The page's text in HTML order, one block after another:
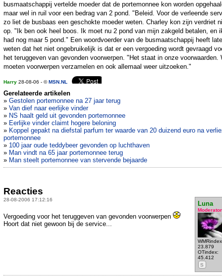
busmaatschappij vertelde moeder dat de portemonnee kon worden
maar wel in ruil voor een bedrag van 2 pond. "Beleid. Voor de verleende
zo liet de busbaas een geschokte moeder weten. Charley kon zijn verdriet
op. "Ik ben ook heel boos. Ik moet nu 2 pond van mijn zakgeld betalen, en
had nog maar 5 pond." Een woordvoerder van de busmaatschappij heeft
weten dat het niet ongebruikelijk is dat er een vergoeding wordt gevraagd
het teruggeven van gevonden voorwerpen. "Het staat in onze voorwaarden.
moeten voorwerpen verzamelen en ook allemaal weer uitzoeken."
Harry 28-08-06 - ©MSN.NL
Gerelateerde artikelen
» Gestolen portemonnee na 27 jaar terug
» Van dief naar eerlijke vinder
» NS haalt geld uit gevonden portemonnee
» Eerlijke vinder claimt hogere beloning
» Koppel gepakt na diefstal parfum ter waarde van 20 duizend euro na
portemonnee
» 100 jaar oude teddybeer gevonden op luchthaven
» Man vindt na 65 jaar portemonnee terug
» Man steelt portemonnee van stervende bejaarde
Reacties
28-08-2006 17:12:16
Luna
Moderator
23.879
OTindex:
45.412
S
Vergoeding voor het teruggeven van gevonden voorwerpen
Hoort dat niet gewoon bij de service...